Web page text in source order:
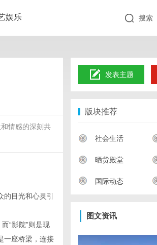
娱乐 搜索
情感的深刻共
目光和心灵引
“影院”则是现
一座桥梁，连接
发表主题
版块推荐
社会生活
晒货殿堂
国际动态
图文资讯